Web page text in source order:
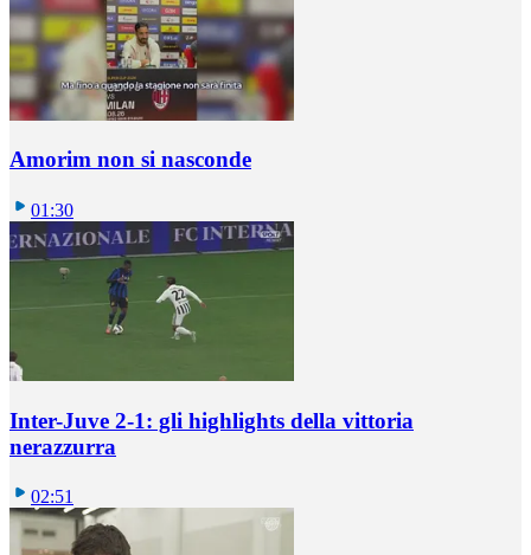
Amorim non si nasconde
01:30
Inter-Juve 2-1: gli highlights della vittoria
nerazzurra
02:51